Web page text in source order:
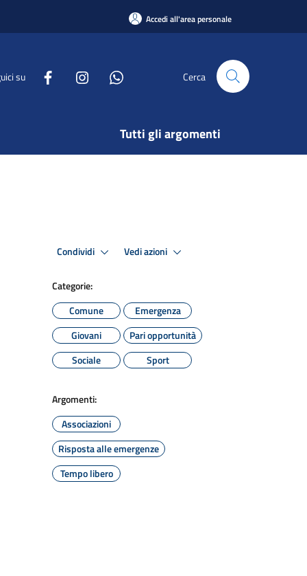
Accedi all'area personale
su Cerca
Tutti gli argomenti
Condividi Vedi azioni
Categorie:
Comune
Emergenza
Giovani
Pari opportunità
Sociale
Sport
Argomenti:
Associazioni
Risposta alle emergenze
Tempo libero